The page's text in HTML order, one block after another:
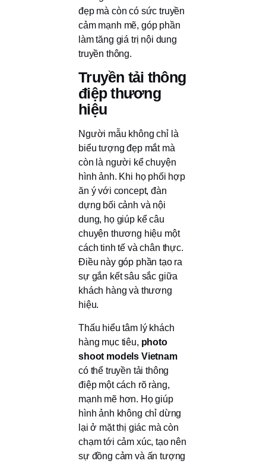
đẹp mà còn có sức truyền
cảm mạnh mẽ, góp phần
làm tăng giá trị nội dung
truyền thông.
Truyền tải thông
điệp thương
hiệu
Người mẫu không chỉ là
biểu tượng đẹp mắt mà
còn là người kể chuyện
hình ảnh. Khi họ phối hợp
ăn ý với concept, đàn
dựng bối cảnh và nội
dung, họ giúp kể câu
chuyện thương hiệu một
cách tinh tế và chân thực.
Điều này góp phần tạo ra
sự gắn kết sâu sắc giữa
khách hàng và thương
hiệu.
Thấu hiểu tâm lý khách
hàng mục tiêu, photo
shoot models Vietnam
có thể truyền tải thông
điệp một cách rõ ràng,
mạnh mẽ hơn. Họ giúp
hình ảnh không chỉ dừng
lại ở mặt thị giác mà còn
chạm tới cảm xúc, tạo nên
sự đồng cảm và ấn tượng